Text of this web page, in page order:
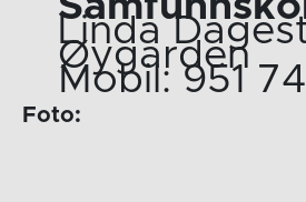
Linda
Øygarden
Mobil: 951
Foto: